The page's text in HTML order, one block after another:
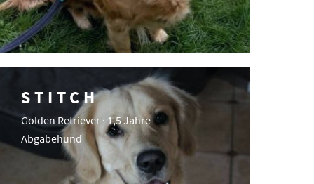
STITCH
Golden Retriever · 1,5 Jahre
Abgabehund